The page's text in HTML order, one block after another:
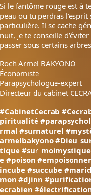
Si le fantôme rouge est à
peau ou tu perdras l’esprit
particulière. Il se cache
nuit, je te conseille
passer sous certains
Roch Armel BAKYONO
Économiste
Parapsychologue-expert
Directeur du cabinet
#CabinetCecrab
piritualité
rmal #surnaturel
armelbakyono
tique #sur_moimystique
e #poison
incube #succube
mon #djinn
ecrabien